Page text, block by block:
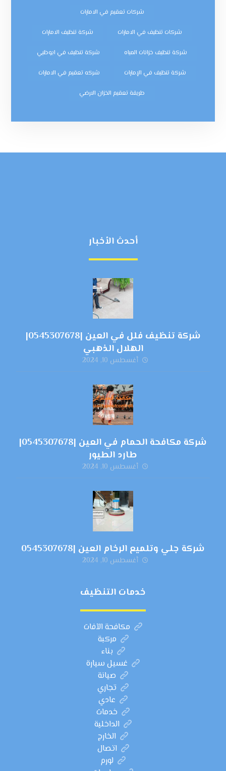
شركات تعقيم في الامارات
شركات تنظيف في الامارات شركة تنظيف الامارات
شركة تنظيف خزانات المياه شركة تنظيف في ابوظبي
شركة تنظيف في الإمارات شركه تعقيم في الامارات
طريقة تعقيم الخزان الارضي
أحدث الأخبار
شركة تنظيف فلل في العين |0545307678|
الهلال الذهبي
أغسطس 10, 2024
شركة مكافحة الحمام في العين |0545307678|
طارد الطيور
أغسطس 10, 2024
شركة جلي وتلميع الرخام العين |0545307678
أغسطس 10, 2024
خدمات التنظيف
مكافحة الآفات
مركبة
بناء
غسيل سيارة
صيانة
تجاري
عادي
خدمات
الداخلية
الخارج
اتصال
لورم